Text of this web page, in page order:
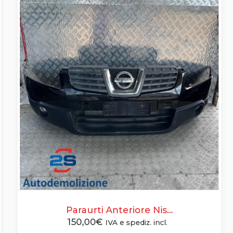
Paraurti Anteriore Nis...
150,00€ IVA e spediz. incl.